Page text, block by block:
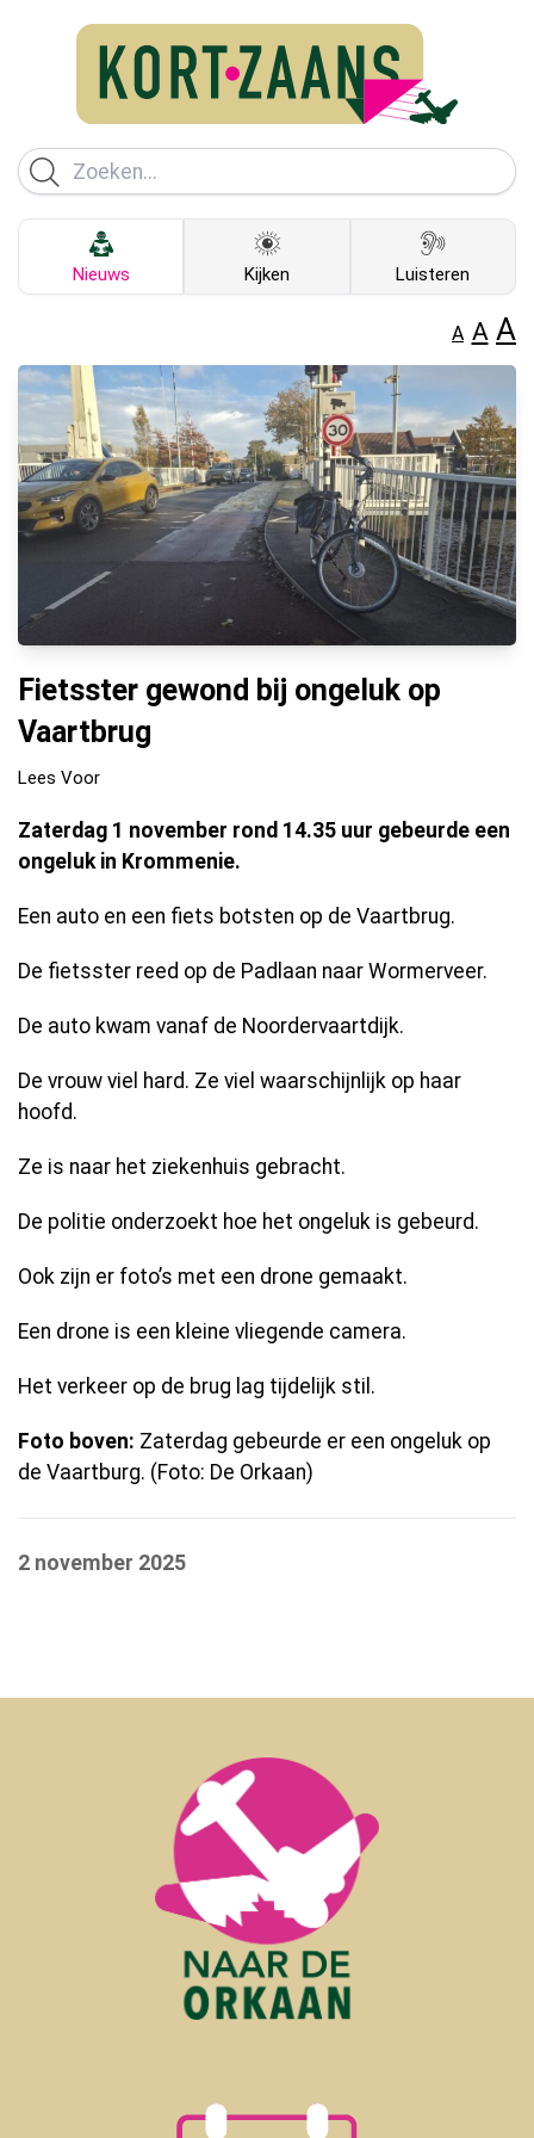
Nieuws Kijken Luisteren
A A A
Fietsster gewond bij ongeluk op
Vaartbrug
Lees Voor
Zaterdag 1 november rond 14.35 uur gebeurde een
ongeluk in Krommenie.
Een auto en een fiets botsten op de Vaartbrug.
De fietsster reed op de Padlaan naar Wormerveer.
De auto kwam vanaf de Noordervaartdijk.
De vrouw viel hard. Ze viel waarschijnlijk op haar
hoofd.
Ze is naar het ziekenhuis gebracht.
De politie onderzoekt hoe het ongeluk is gebeurd.
Ook zijn er foto’s met een drone gemaakt.
Een drone is een kleine vliegende camera.
Het verkeer op de brug lag tijdelijk stil.
Foto boven: Zaterdag gebeurde er een ongeluk op
de Vaartburg. (Foto: De Orkaan)
2 november 2025